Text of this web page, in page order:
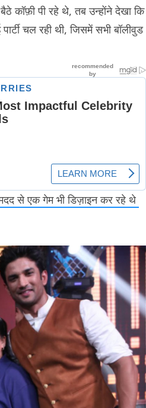
कॉफ़ी पी रहे थे, तब उन्होंने देखा कि
चल रही थी, जिसमें सभी बॉलीवुड
से एक गेम भी डिज़ाइन कर रहे थे